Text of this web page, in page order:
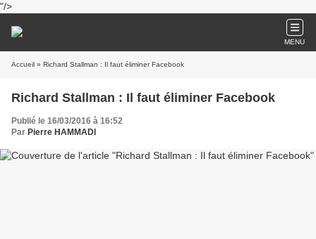
"/>
MENU
Accueil » Richard Stallman : Il faut éliminer Facebook
Richard Stallman : Il faut éliminer Facebook
Publié le 16/03/2016 à 16:52
Par Pierre HAMMADI